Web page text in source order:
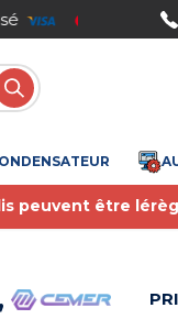
peuvent être